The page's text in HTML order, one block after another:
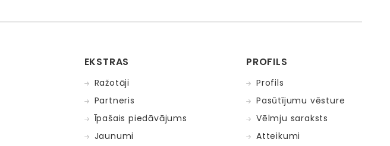
EKSTRAS
Ražotāji
Partneris
Īpašais piedāvājums
Jaunumi
PROFILS
Profils
Pasūtījumu vēsture
Vēlmju saraksts
Atteikumi